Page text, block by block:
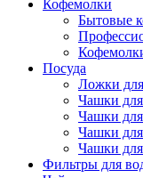
Кофемолки
Бытовые
Посуда
Ложки
Чашки
Чашки для
Чашки для
Чашки
Фильтры для